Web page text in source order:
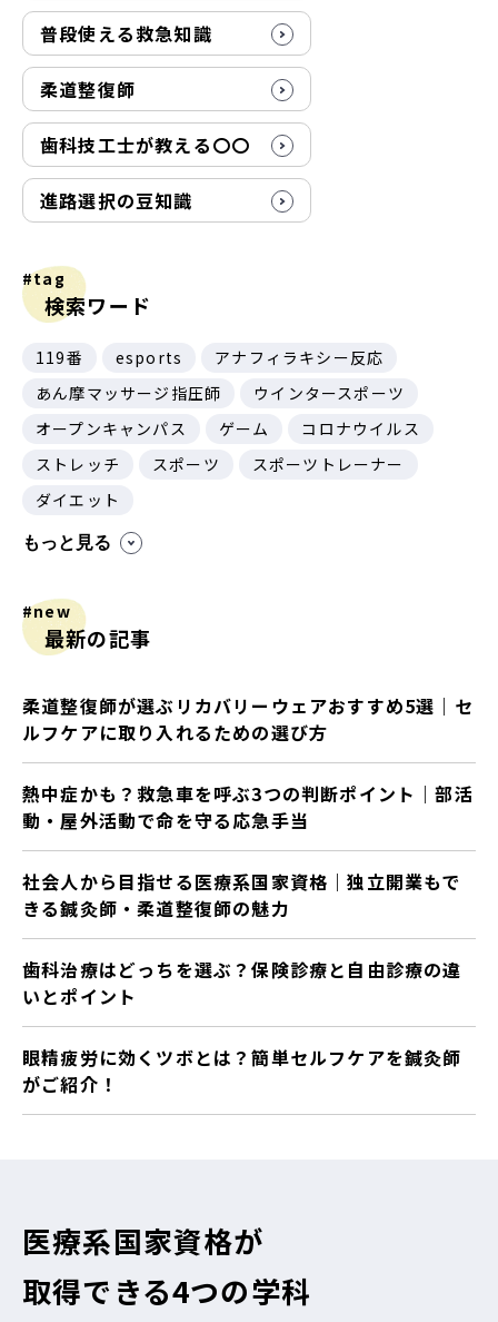
普段使える救急知識
柔道整復師
歯科技工士が教える〇〇
進路選択の豆知識
#tag
検索ワード
119番 esports
アナフィラキシー反応
あん摩マッサージ指圧師
ウインタースポーツ
オープンキャンパス
ゲーム
コロナウイルス
ストレッチ
スポーツ
スポーツトレーナー
ダイエット
もっと見る
#new
最新の記事
柔道整復師が選ぶリカバリーウェアおすすめ5選｜セ
ルフケアに取り入れるための選び方
熱中症かも？救急車を呼ぶ3つの判断ポイント｜部活
動・屋外活動で命を守る応急手当
社会人から目指せる医療系国家資格｜独立開業もで
きる鍼灸師・柔道整復師の魅力
歯科治療はどっちを選ぶ？保険診療と自由診療の違
いとポイント
眼精疲労に効くツボとは？簡単セルフケアを鍼灸師
がご紹介！
医療系国家資格が
取得できる4つの学科